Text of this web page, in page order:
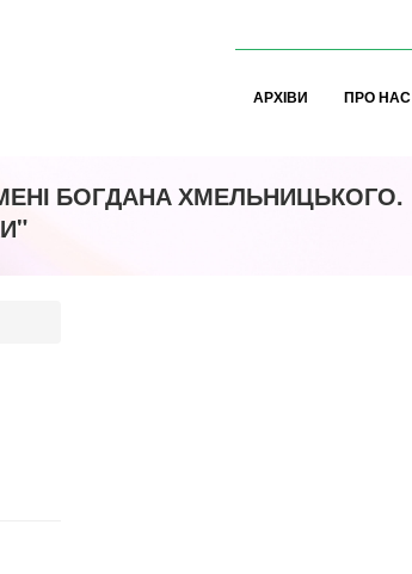
АРХІВИ ПРО НАС
БОГДАНА ХМЕЛЬНИЦЬКОГО.